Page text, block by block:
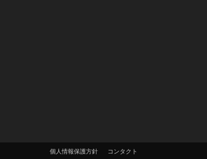
個人情報保護方針 コンタクト